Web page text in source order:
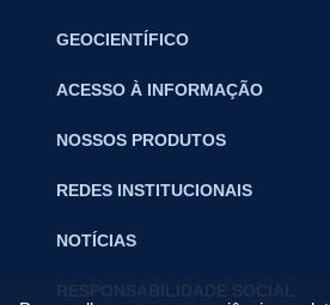
GEOCIENTÍFICO
ACESSO À INFORMAÇÃO
NOSSOS PRODUTOS
REDES INSTITUCIONAIS
NOTÍCIAS